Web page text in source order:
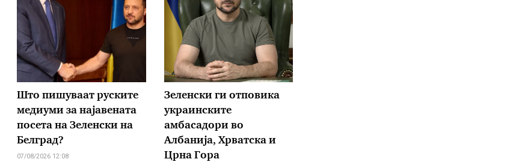
Што пишуваат руските
медиуми за најавената
посета на Зеленски на
Белград?
07/08/2026 12:08
Зеленски ги отповика
украинските
амбасадори во
Албанија, Хрватска и
Црна Гора